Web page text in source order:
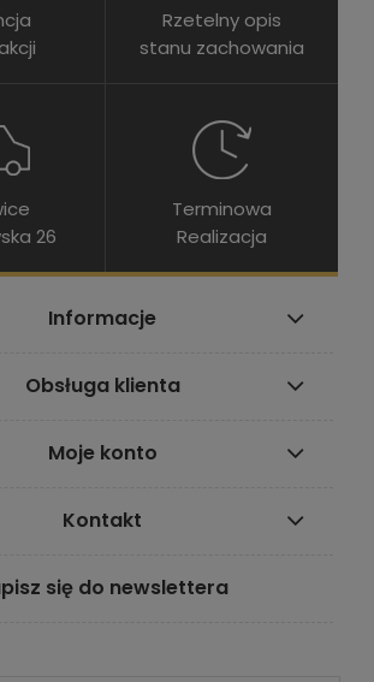
Rzetelny opis
stanu zachowania
26
Terminowa
Realizacja
Informacje
Obsługa klienta
Moje konto
Kontakt
się do newslettera